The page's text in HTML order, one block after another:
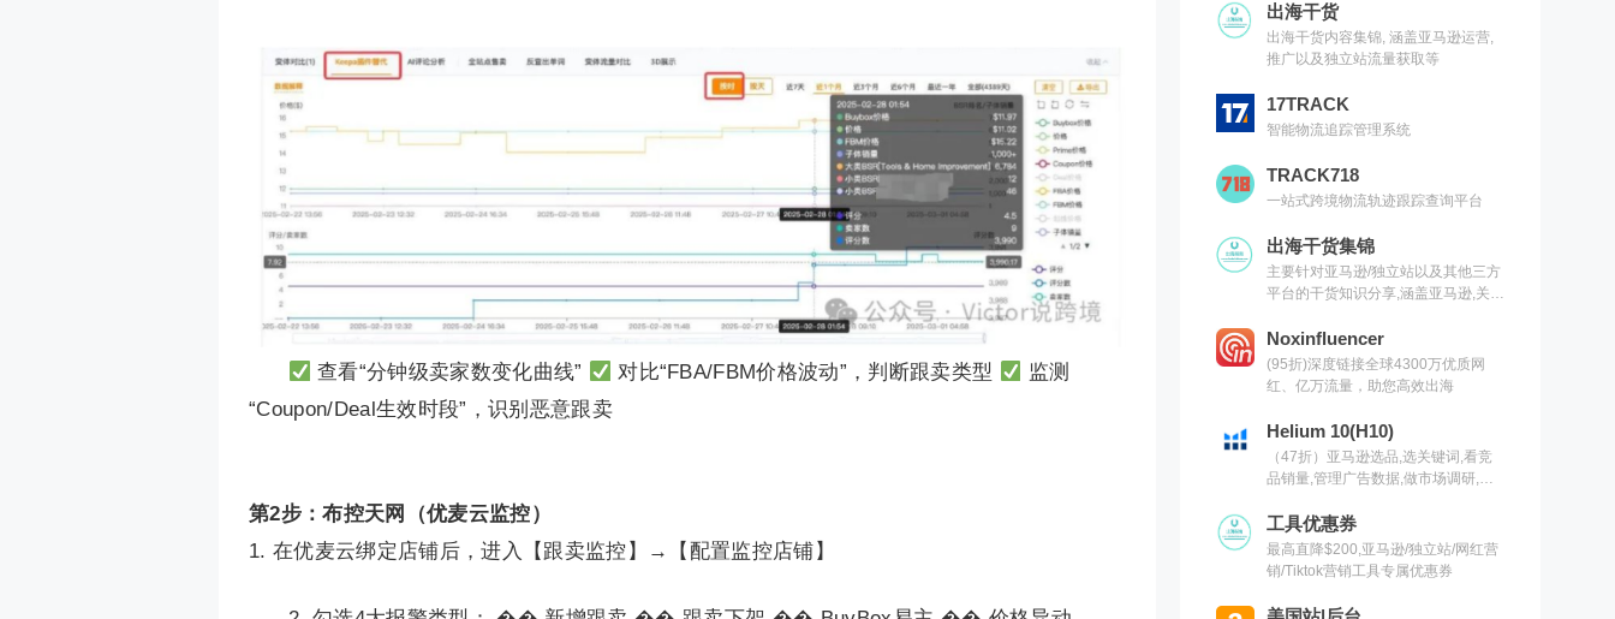
查看“分钟级卖家数变化曲线” 对比“FBA/FBM价格波动”，判断跟卖类型
监测
“Coupon/Deal生效时段”，识别恶意跟卖
第2步：布控天网（优麦云监控）
1. 在优麦云绑定店铺后，进入【跟卖监控】→【配置监控店铺】
出海干货
出海干货内容集锦, 涵盖亚马逊运营,
推广以及独立站流量获取等
17TRACK
智能物流追踪管理系统
TRACK718
一站式跨境物流轨迹跟踪查询平台
出海干货集锦
主要针对亚马逊/独立站以及其他三方
平台的干货知识分享,涵盖亚马逊,关键
具以及出海干货集锦,欢迎关注
Noxinfluencer
(95折)深度链接全球4300万优质网
红、亿万流量，助您高效出海
Helium 10(H10)
（47折）亚马逊选品,选关键词,看竞
品销量,管理广告数据,做市场调研,有
工具优惠券
最高直降$200,亚马逊/独立站/网红营
销/Tiktok营销工具专属优惠券